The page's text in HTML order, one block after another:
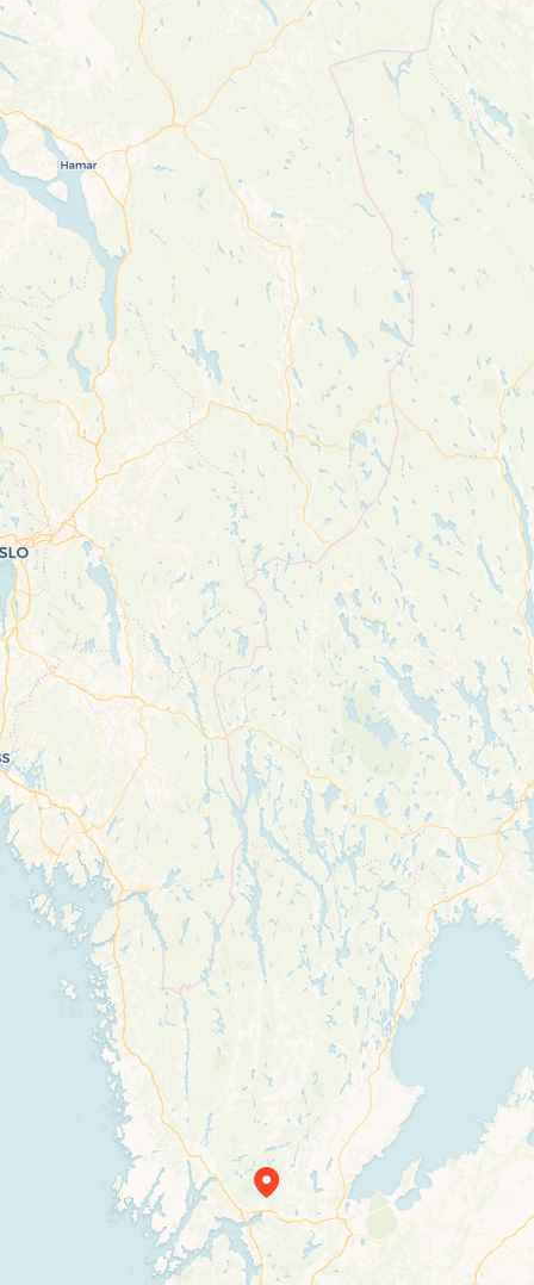
Travelers’ Map is loading…
If you see this after your page is loaded
completely, leafletJS files are missing.